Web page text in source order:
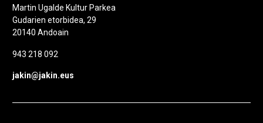
Martin Ugalde Kultur Parkea
Gudarien etorbidea, 29
20140 Andoain
943 218 092
jakin@jakin.eus